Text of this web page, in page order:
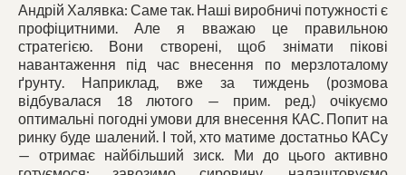
Андрій Халявка: Саме так. Наші виробничі потужності є
профіцитними. Але я вважаю це правильною
стратегією. Вони створені, щоб знімати пікові
навантаження під час внесення по мерзлоталому
ґрунту. Наприклад, вже за тиждень (розмова
відбувалася 18 лютого — прим. ред.) очікуємо
оптимальні погодні умови для внесення КАС. Попит на
ринку буде шалений. І той, хто матиме достатньо КАСу
— отримає найбільший зиск. Ми до цього активно